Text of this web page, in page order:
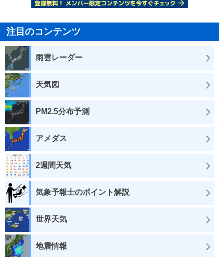
注目のコンテンツ
雨雲レーダー
天気図
PM2.5分布予測
アメダス
2週間天気
気象予報士のポイント解説
世界天気
地震情報